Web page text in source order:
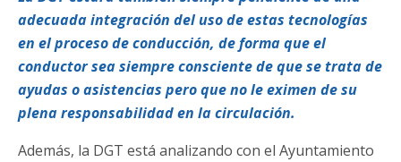
adecuada integración del uso de estas tecnologías
en el proceso de conducción, de forma que el
conductor sea siempre consciente de que se trata de
ayudas o asistencias pero que no le eximen de su
plena responsabilidad en la circulación.
Además, la DGT está analizando con el Ayuntamiento